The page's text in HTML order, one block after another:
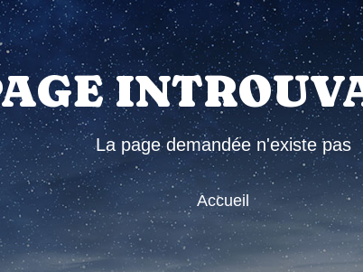
La page demandée n'existe pas
Accueil